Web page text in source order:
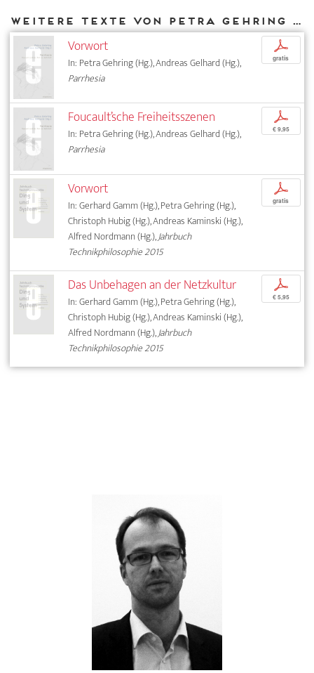
Weitere Texte von Petra Gehring bei DIAPHANES
Vorwort
In: Petra Gehring (Hg.), Andreas Gelhard (Hg.),
Parrhesia
p
gratis
Foucault’sche Freiheitsszenen
In: Petra Gehring (Hg.), Andreas Gelhard (Hg.),
Parrhesia
p
€ 9,95
Vorwort
In: Gerhard Gamm (Hg.), Petra Gehring (Hg.),
Christoph Hubig (Hg.), Andreas Kaminski (Hg.),
Alfred Nordmann (Hg.),Jahrbuch
Technikphilosophie 2015
p
gratis
Das Unbehagen an der Netzkultur
In: Gerhard Gamm (Hg.), Petra Gehring (Hg.),
Christoph Hubig (Hg.), Andreas Kaminski (Hg.),
Alfred Nordmann (Hg.),Jahrbuch
Technikphilosophie 2015
p
€ 5,95